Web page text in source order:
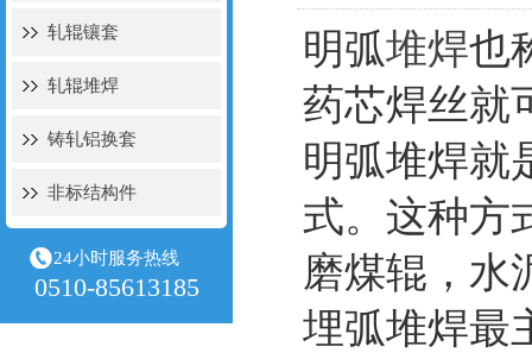
轧辊镶套
轧辊堆焊
铸轧铝换套
非标结构件
24小时服务热线
0510-85613185
明弧堆焊也
药芯焊丝就
明弧堆焊就
式。这种方
磨煤辊，水
埋弧堆焊最